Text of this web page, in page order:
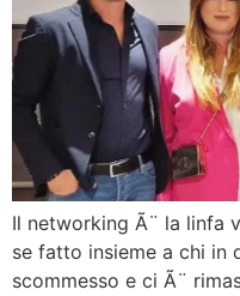
Il networking Ã¨ la linfa
se fatto insieme a chi in
scommesso e ci Ã¨